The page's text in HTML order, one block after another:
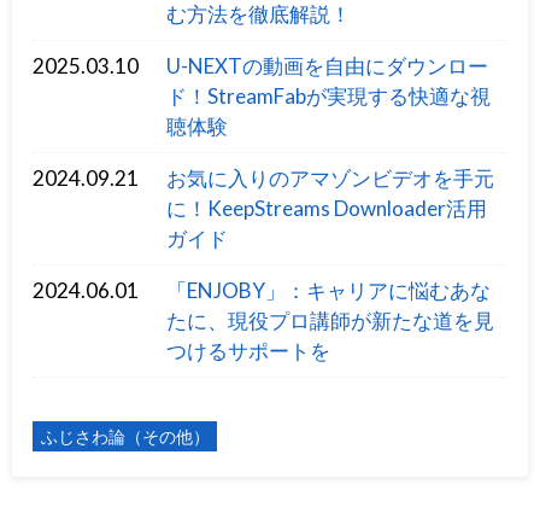
む方法を徹底解説！
2025.03.10
U-NEXTの動画を自由にダウンロー
ド！StreamFabが実現する快適な視
聴体験
2024.09.21
お気に入りのアマゾンビデオを手元
に！KeepStreams Downloader活用
ガイド
2024.06.01
「ENJOBY」：キャリアに悩むあな
たに、現役プロ講師が新たな道を見
つけるサポートを
ふじさわ論（その他）